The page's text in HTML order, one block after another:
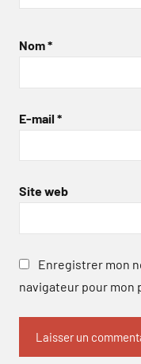
Nom*
E-mail *
Site web
Enregistrer mon
navigateur pour mon